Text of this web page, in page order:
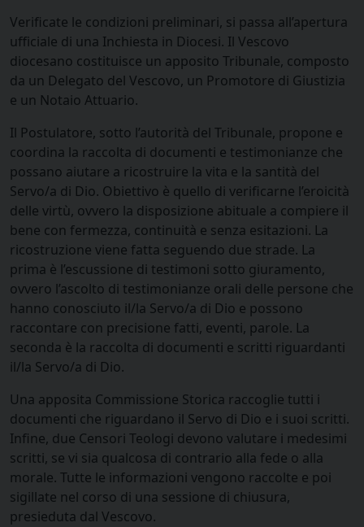
Verificate le condizioni preliminari, si passa all’apertura
ufficiale di una Inchiesta in Diocesi. Il Vescovo
diocesano costituisce un apposito Tribunale, composto
da un Delegato del Vescovo, un Promotore di Giustizia
e un Notaio Attuario.
Il Postulatore, sotto l’autorità del Tribunale, propone e
coordina la raccolta di documenti e testimonianze che
possano aiutare a ricostruire la vita e la santità del
Servo/a di Dio. Obiettivo è quello di verificarne l’eroicità
delle virtù, ovvero la disposizione abituale a compiere il
bene con fermezza, continuità e senza esitazioni. La
ricostruzione viene fatta seguendo due strade. La
prima è l’escussione di testimoni sotto giuramento,
ovvero l’ascolto di testimonianze orali delle persone che
hanno conosciuto il/la Servo/a di Dio e possono
raccontare con precisione fatti, eventi, parole. La
seconda è la raccolta di documenti e scritti riguardanti
il/la Servo/a di Dio.
Una apposita Commissione Storica raccoglie tutti i
documenti che riguardano il Servo di Dio e i suoi scritti.
Infine, due Censori Teologi devono valutare i medesimi
scritti, se vi sia qualcosa di contrario alla fede o alla
morale. Tutte le informazioni vengono raccolte e poi
sigillate nel corso di una sessione di chiusura,
presieduta dal Vescovo.